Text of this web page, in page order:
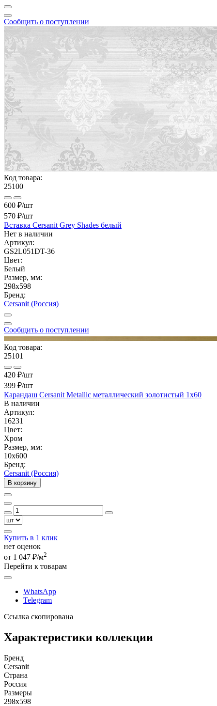
Сообщить о поступлении
Код товара:
25100
600 ₽/шт
570 ₽/шт
Вставка Cersanit Grey Shades белый
Нет в наличии
Артикул:
GS2L051DT-36
Цвет:
Белый
Размер, мм:
298x598
Бренд:
Cersanit (Россия)
Сообщить о поступлении
Код товара:
25101
420 ₽/шт
399 ₽/шт
Карандаш Cersanit Metallic металлический золотистый 1x60
В наличии
Артикул:
16231
Цвет:
Хром
Размер, мм:
10x600
Бренд:
Cersanit (Россия)
В корзину
Купить в 1 клик
нет оценок
от 1 047 ₽/м2
Перейти к товарам
WhatsApp
Telegram
Ссылка скопирована
Характеристики коллекции
Бренд
Cersanit
Страна
Россия
Размеры
298x598